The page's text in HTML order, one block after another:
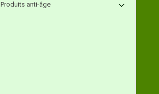
Produits anti-âge